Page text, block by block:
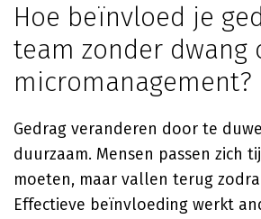
Hoe beïnvloed je
team zonder dwang
micromanagement?
Gedrag veranderen door te
duurzaam. Mensen passen zich
moeten, maar vallen terug
Effectieve beïnvloeding werkt